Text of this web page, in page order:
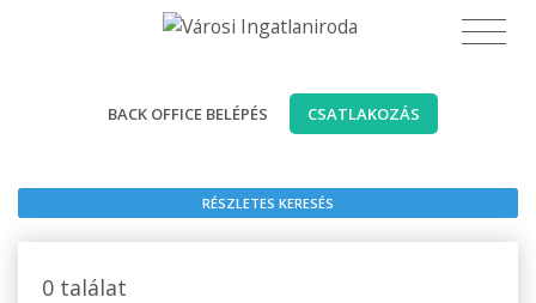
BACK OFFICE BELÉPÉS CSATLAKOZÁS
RÉSZLETES KERESÉS
0 találat